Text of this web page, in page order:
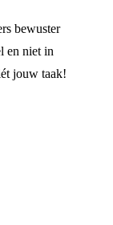
bewuster
en niet in
jouw taak!